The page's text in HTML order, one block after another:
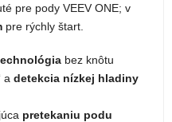
pre pody VEEV ONE; v
pre rýchly štart.
bez knôtu
a detekcia nízkej hladiny
pretekaniu podu